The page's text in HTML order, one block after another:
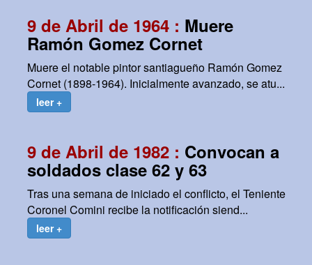
9 de Abril de 1964 : Muere
Ramón Gomez Cornet
Muere el notable pintor santiagueño Ramón Gomez
Cornet (1898-1964). Inicialmente avanzado, se atu...
leer +
9 de Abril de 1982 : Convocan a
soldados clase 62 y 63
Tras una semana de iniciado el conflicto, el Teniente
Coronel Comini recibe la notificación siend...
leer +